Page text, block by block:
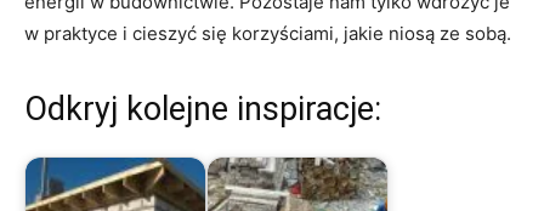
w praktyce ‍i cieszyć się korzyściami, jakie niosą ze sobą.
Odkryj kolejne inspiracje: